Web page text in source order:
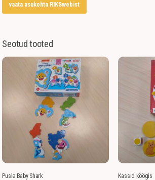
vaata asukohta RIKSwebist
Seotud tooted
Pusle Baby Shark Kassid köögis